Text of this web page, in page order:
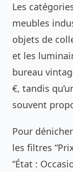
Les
meubles
objets de
et les
bureau
€, tandis
souvent
Pour
les filtres
“État :